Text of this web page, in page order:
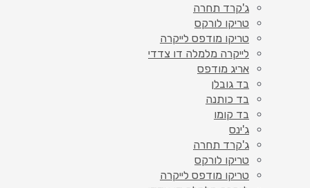
ג'קרד תחרה
טריקו לורקס
טריקו מודפס לייקרה
לייקרה מלמלה דו צדדי
אריג מודפס
בד גובלן
בד כותנה
בד קומו
ג'ינס
ג'קרד תחרה
טריקו לורקס
טריקו מודפס לייקרה